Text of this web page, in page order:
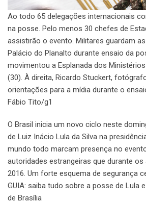
Ao todo 65 delegações internacionais
na posse. Pelo menos 30 chefes de
assistirão o evento. Militares guardam
Palácio do Planalto durante ensaio da
movimentou a Esplanada dos
(30). À direita, Ricardo Stuckert,
orientações para a mídia durante o
Fábio Tito/g1
O Brasil inicia um novo ciclo neste
de Luiz Inácio Lula da Silva na
mundo todo marcam presença no
autoridades estrangeiras que durante
2016. Um forte esquema de segurança
GUIA: saiba tudo sobre a posse de Lula
de Brasília